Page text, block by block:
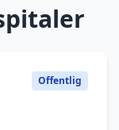
Offentlig